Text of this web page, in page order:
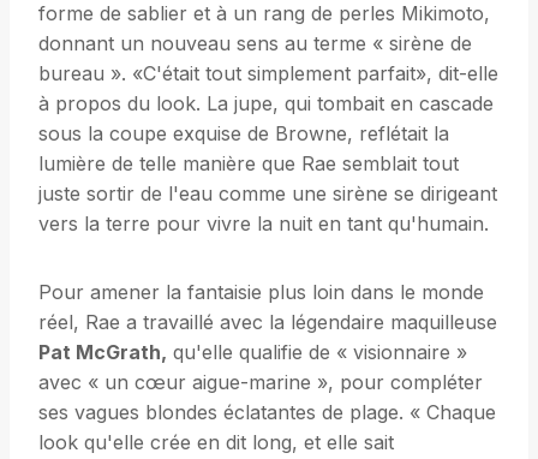
forme de sablier et à un rang de perles Mikimoto,
donnant un nouveau sens au terme « sirène de
bureau ». «C'était tout simplement parfait», dit-elle
à propos du look. La jupe, qui tombait en cascade
sous la coupe exquise de Browne, reflétait la
lumière de telle manière que Rae semblait tout
juste sortir de l'eau comme une sirène se dirigeant
vers la terre pour vivre la nuit en tant qu'humain.
Pour amener la fantaisie plus loin dans le monde
réel, Rae a travaillé avec la légendaire maquilleuse
Pat McGrath, qu'elle qualifie de « visionnaire »
avec « un cœur aigue-marine », pour compléter
ses vagues blondes éclatantes de plage. « Chaque
look qu'elle crée en dit long, et elle sait